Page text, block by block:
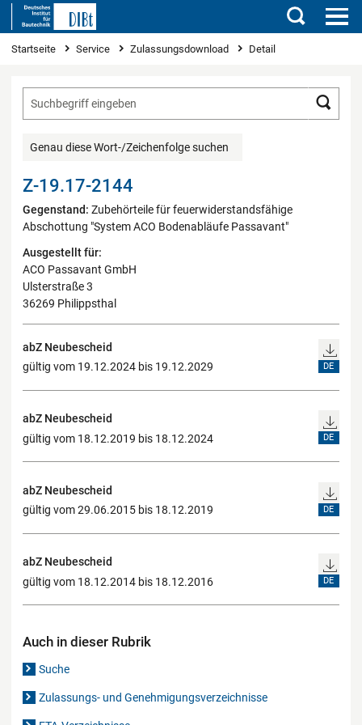
Suchen
Sie sind hier
Startseite Service Zulassungsdownload Detail
Genau diese Wort-/Zeichenfolge suchen
Z-19.17-2144
Gegenstand: Zubehörteile für feuerwiderstandsfähige
Abschottung "System ACO Bodenabläufe Passavant"
Ausgestellt für:
ACO Passavant GmbH
Ulsterstraße 3
36269 Philippsthal
abZ Neubescheid
gültig vom 19.12.2024 bis 19.12.2029
DE
abZ Neubescheid
gültig vom 18.12.2019 bis 18.12.2024
DE
abZ Neubescheid
gültig vom 29.06.2015 bis 18.12.2019
DE
abZ Neubescheid
gültig vom 18.12.2014 bis 18.12.2016
DE
Auch in dieser Rubrik
Suche
Zulassungs- und Genehmigungsverzeichnisse